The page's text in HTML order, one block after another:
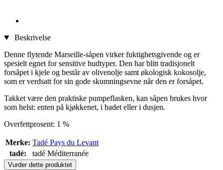
Beskrivelse
Denne flytende Marseille-såpen virker fuktighetsgivende og er
spesielt egnet for sensitive hudtyper. Den har blitt tradisjonelt
forsåpet i kjele og består av olivenolje samt økologisk kokosolje,
som er verdsatt for sin gode skumningsevne når den er forsåpet.
Takket være den praktiske pumpeflasken, kan såpen brukes hvor
som helst: enten på kjøkkenet, i badet eller i dusjen.
Overfettprosent: 1 %
Merke: Tadé Pays du Levant
tadé:
tadé Méditerranée
Vurder dette produktet